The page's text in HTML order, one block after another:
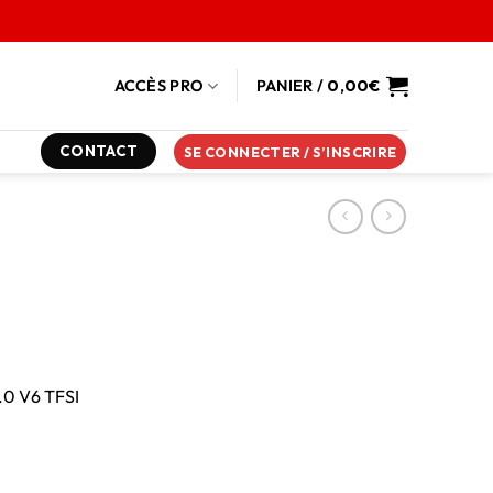
ACCÈS PRO PANIER / 0,00€
CONTACT SE CONNECTER / S’INSCRIRE
V6 TFSI